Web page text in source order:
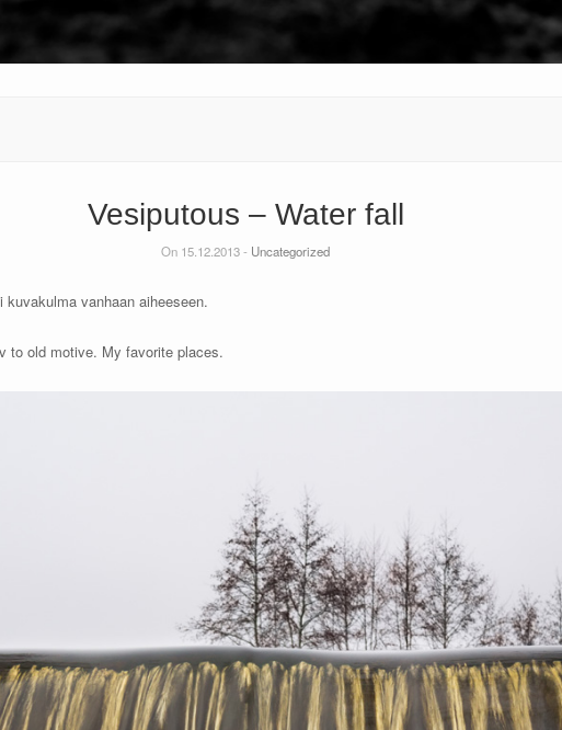
Vesiputous – Water fall
On 15.12.2013 - Uncategorized
vanhaan aiheeseen.
to old motive. My favorite places.